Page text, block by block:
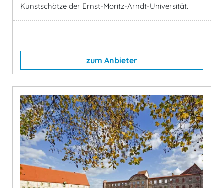
Kunstschätze der Ernst-Moritz-Arndt-Universität.
zum Anbieter